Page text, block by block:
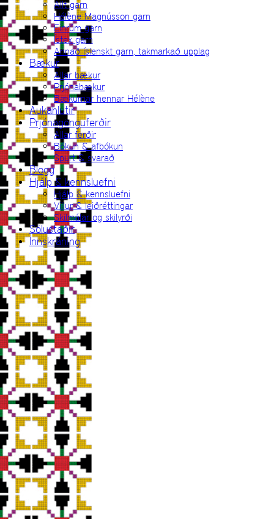
Allt garn
Hélène Magnússon garn
Einrúm garn
Ístex garn
Annað íslenskt garn, takmarkað upplag
Bækur
Allar bækur
Prjónabækur
Bækurnar hennar Hélène
Aukahlutir
Prjónagönguferðir
Allar ferðir
Bókun & afbókun
Spurt & svarað
Blogg
Hjálp & kennsluefni
Hjálp & kennsluefni
Villur & leiðréttingar
Skilmálar og skilyrði
Sölustaðir
Innskráning